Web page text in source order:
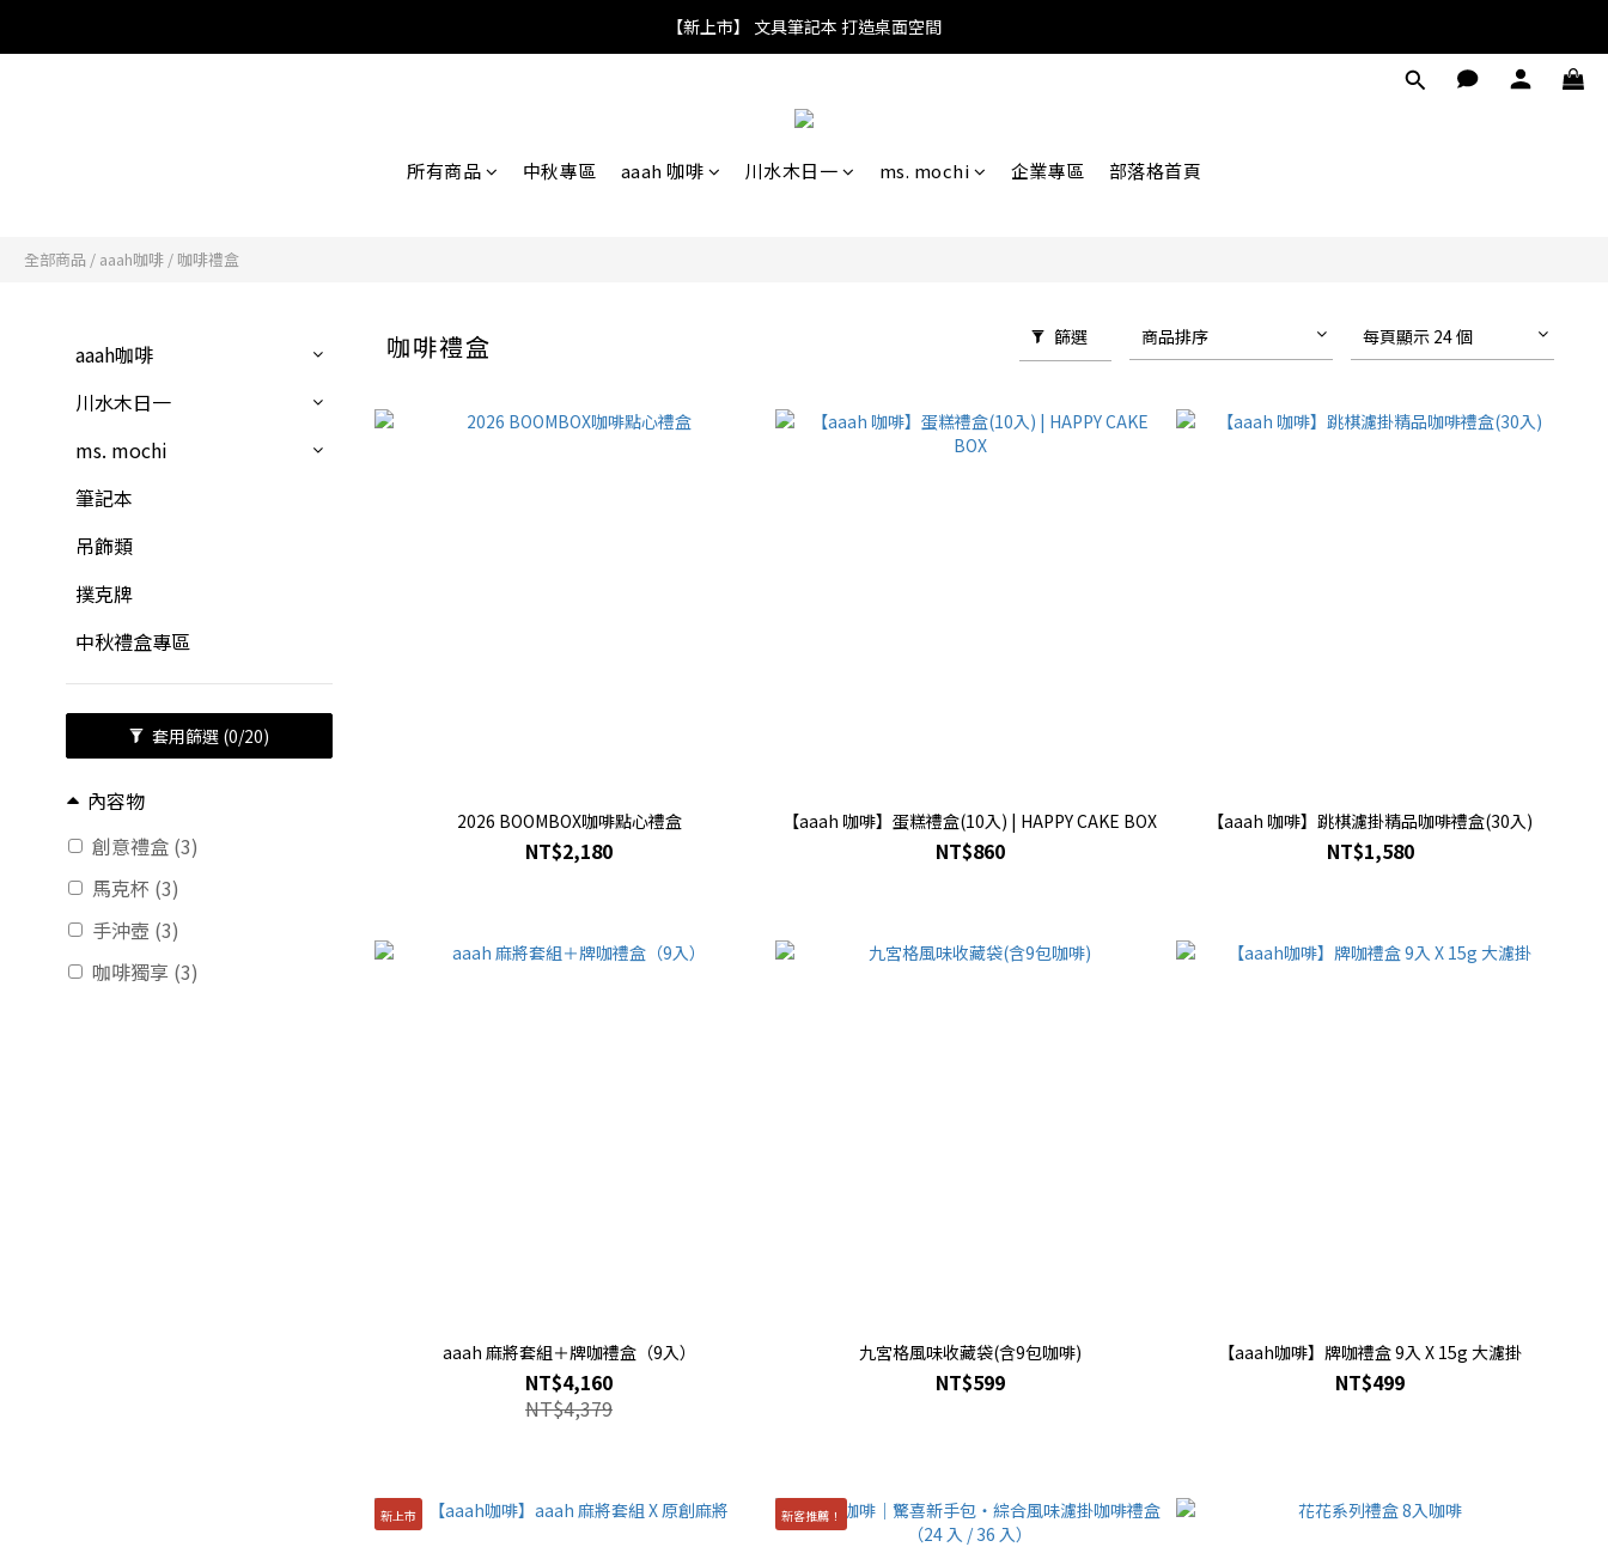
消費滿NT$890享超商取貨免運(限台灣地區)
【新上市】 文具筆記本 打造桌面空間
所有商品 中秋專區 aaah 咖啡 川水木日一 ms. mochi 企業專區 部落格首頁
全部商品 / aaah咖啡 / 咖啡禮盒
aaah咖啡
川水木日一
ms. mochi
筆記本
吊飾類
撲克牌
中秋禮盒專區
套用篩選 (0/20)
內容物
創意禮盒 (3)
馬克杯 (3)
手沖壺 (3)
咖啡獨享 (3)
咖啡禮盒 篩選 商品排序 每頁顯示 24 個
2026 BOOMBOX咖啡點心禮盒
NT$2,180
【aaah 咖啡】蛋糕禮盒(10入) | HAPPY CAKE BOX
NT$860
【aaah 咖啡】跳棋濾掛精品咖啡禮盒(30入)
NT$1,580
aaah 麻將套組＋牌咖禮盒（9入）
NT$4,160
NT$4,379
九宮格風味收藏袋(含9包咖啡)
NT$599
【aaah咖啡】牌咖禮盒 9入 X 15g 大濾掛
NT$499
新上市 新客推薦！